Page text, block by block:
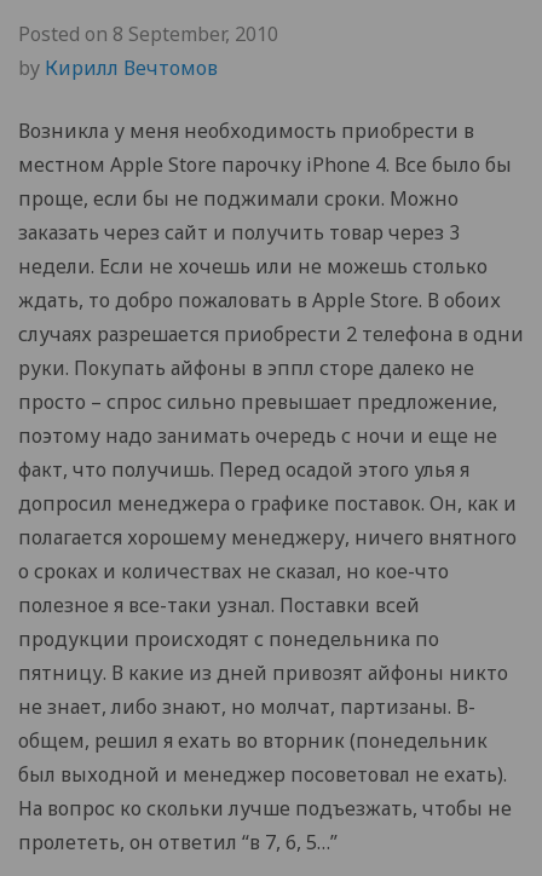
Posted on 8 September, 2010
by Кирилл Вечтомов
Возникла у меня необходимость приобрести в
местном Apple Store парочку iPhone 4. Все было бы
проще, если бы не поджимали сроки. Можно
заказать через сайт и получить товар через 3
недели. Если не хочешь или не можешь столько
ждать, то добро пожаловать в Apple Store. В обоих
случаях разрешается приобрести 2 телефона в одни
руки. Покупать айфоны в эппл сторе далеко не
просто – спрос сильно превышает предложение,
поэтому надо занимать очередь с ночи и еще не
факт, что получишь. Перед осадой этого улья я
допросил менеджера о графике поставок. Он, как и
полагается хорошему менеджеру, ничего внятного
о сроках и количествах не сказал, но кое-что
полезное я все-таки узнал. Поставки всей
продукции происходят с понедельника по
пятницу. В какие из дней привозят айфоны никто
не знает, либо знают, но молчат, партизаны. В-
общем, решил я ехать во вторник (понедельник
был выходной и менеджер посоветовал не ехать).
На вопрос ко скольки лучше подъезжать, чтобы не
пролететь, он ответил “в 7, 6, 5…”